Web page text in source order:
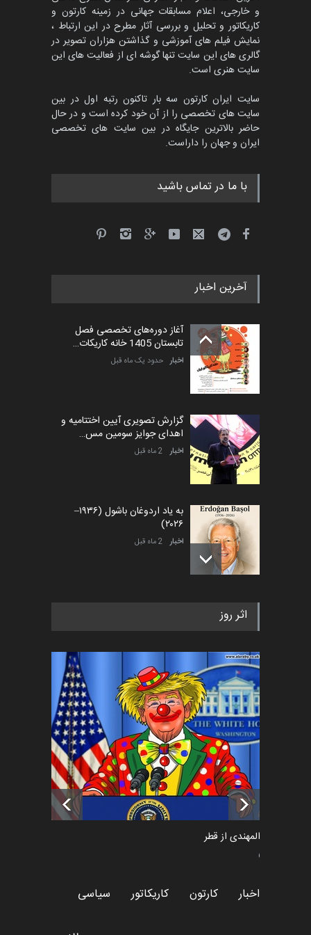
جشنواره بین‌المللی کارتون
مدارس پرتغال، ۲۰۲۷
مهلت 4 ماه دیگر
پنجمین مسابقۀ بین‌المللی
کارتون طنز «کلاه‌ای…
مهلت
و خارجی، اعلام مسابقات جهانی در زمینه کارتون و
کاریکاتور و تحلیل و بررسی آثار مطرح در این ارتباط ،
نمایش فیلم های آموزشی و گذاشتن هزاران تصویر در
گالری های این سایت تنها گوشه ای از فعالیت های این
سایت هنری است.
سایت ایران کارتون سه بار تاکنون رتبه اول در بین
سایت های تخصصی را از آن خود کرده است و در حال
حاضر بالاترین جایگاه در بین سایت های تخصصی
ایران و جهان را داراست.
با ما در تماس باشید
آخرین اخبار
آغاز دوره‌های تخصصی فصل
تابستان 1405 خانه کاریکات…
اخبار حدود یک ماه قبل
گزارش تصویری آیین اختتامیه و
اهدای جوایز سومین مس…
اخبار 2 ماه قبل
به یاد اردوغان باشول (۱۹۳۶–
۲۰۲۶)
اخبار 2 ماه قبل
رویداد کارگاهی کارتون و پوستر
اخبار 5 ماه قبل
فراخوان رویداد کارگاهی کارتون و
پوستر "ایران سربل…
اخبار 6 ماه قبل
تسلیت به همکار | سهراب خیری
اخبار 6 ماه قبل
اثر روز
سعد المهندی از قطر
سیاسی
اخبار کارتون کاریکاتور سیاسی